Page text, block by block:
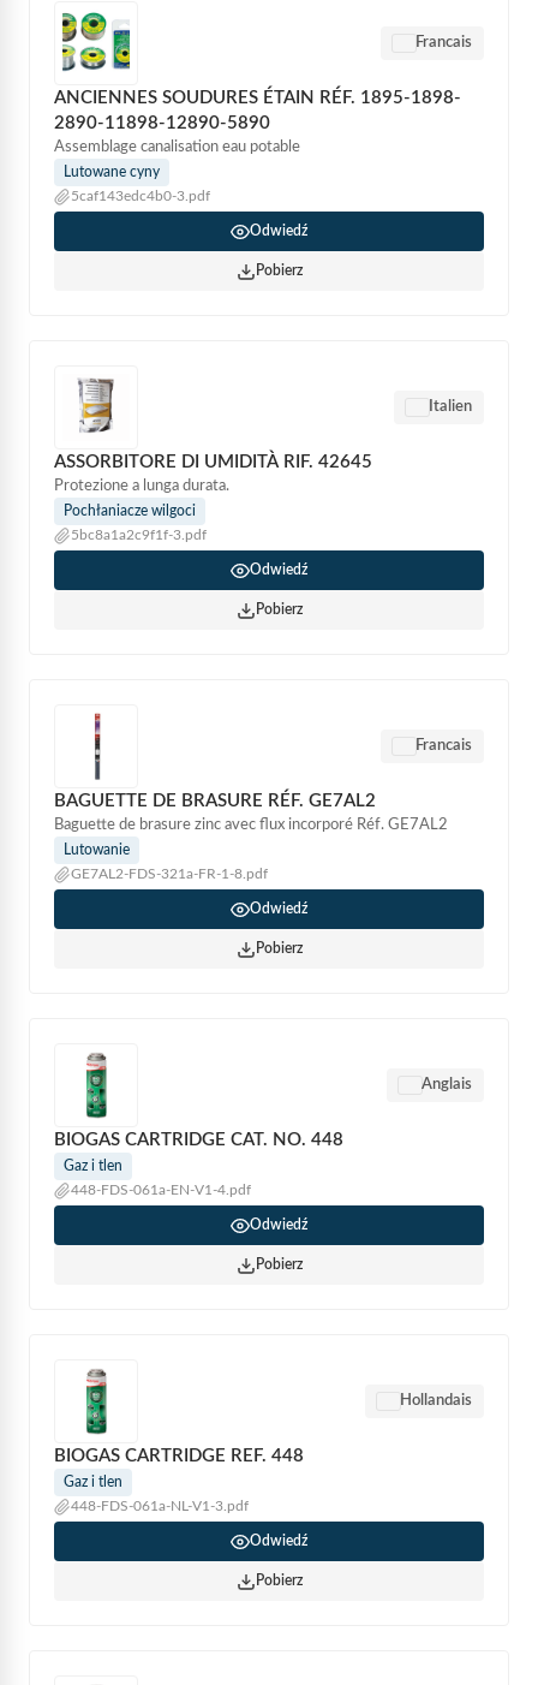
Francais
ANCIENNES SOUDURES ÉTAIN RÉF. 1895-1898-
2890-11898-12890-5890
Assemblage canalisation eau potable
Lutowane cyny
5caf143edc4b0-3.pdf
Odwiedź
Pobierz
Italien
ASSORBITORE DI UMIDITÀ RIF. 42645
Protezione a lunga durata.
Pochłaniacze wilgoci
5bc8a1a2c9f1f-3.pdf
Odwiedź
Pobierz
Francais
BAGUETTE DE BRASURE RÉF. GE7AL2
Baguette de brasure zinc avec flux incorporé Réf. GE7AL2
Lutowanie
GE7AL2-FDS-321a-FR-1-8.pdf
Odwiedź
Pobierz
Anglais
BIOGAS CARTRIDGE CAT. NO. 448
Gaz i tlen
448-FDS-061a-EN-V1-4.pdf
Odwiedź
Pobierz
Hollandais
BIOGAS CARTRIDGE REF. 448
Gaz i tlen
448-FDS-061a-NL-V1-3.pdf
Odwiedź
Pobierz